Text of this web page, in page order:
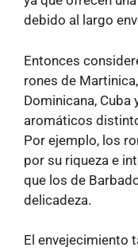
debido al largo
Entonces
rones de
Dominicana, Cuba
aromáticos
Por ejemplo, los
por su riqueza e
que los de
delicadeza.
El envejecimiento